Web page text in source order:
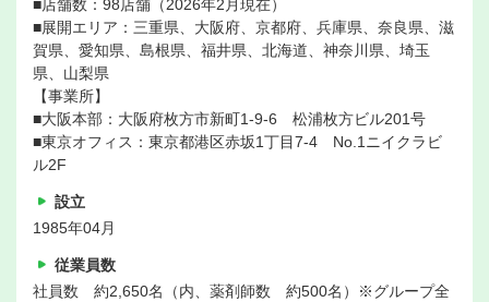
■店舗数：98店舗（2026年2月現在）
■展開エリア：三重県、大阪府、京都府、兵庫県、奈良県、滋
賀県、愛知県、島根県、福井県、北海道、神奈川県、埼玉
県、山梨県
【事業所】
■大阪本部：大阪府枚方市新町1-9-6 松浦枚方ビル201号
■東京オフィス：東京都港区赤坂1丁目7-4 No.1ニイクラビ
ル2F
設立
1985年04月
従業員数
社員数 約2,650名（内、薬剤師数 約500名）※グループ全